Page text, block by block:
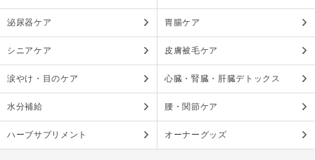
泌尿器ケア 胃腸ケア
シニアケア 皮膚被毛ケア
涙やけ・目のケア 心臓・腎臓・肝臓デトックス
水分補給 腰・関節ケア
ハーブサプリメント オーナーグッズ